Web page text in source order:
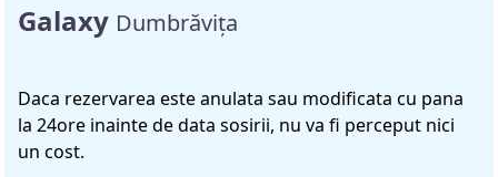
Galaxy Dumbrăvița
Daca rezervarea este anulata sau modificata cu pana
la 24ore inainte de data sosirii, nu va fi perceput nici
un cost.